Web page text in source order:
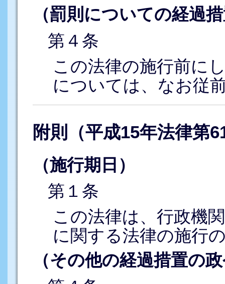
（罰則についての経過
第４条
この法律の施行前に
については、なお従
附則（平成15年法律第
（施行期日）
第１条
この法律は、行政機
に関する法律の施行
（その他の経過措置の